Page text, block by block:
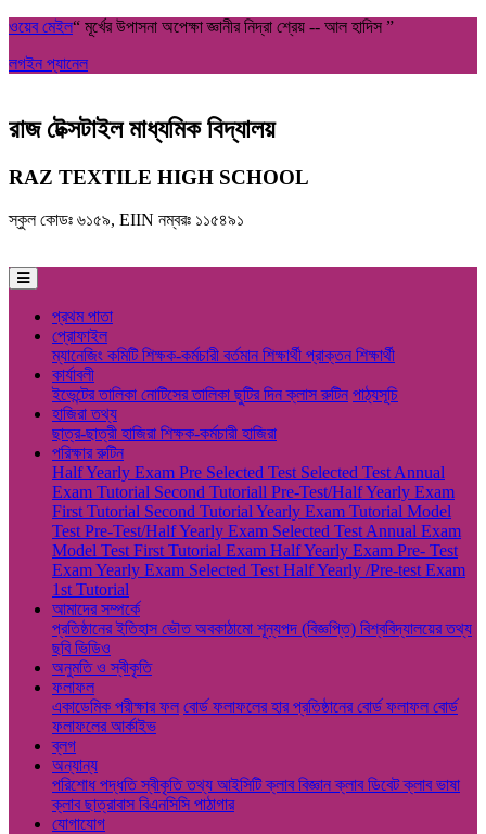
ওয়েব মেইল“ মূর্খের উপাসনা অপেক্ষা জ্ঞানীর নিদ্রা শ্রেয় -- আল হাদিস ”
লগইন প্যানেল
রাজ টেক্সটাইল মাধ্যমিক বিদ্যালয়
RAZ TEXTILE HIGH SCHOOL
স্কুল কোডঃ ৬১৫৯, EIIN নম্বরঃ ১১৫৪৯১
প্রথম পাতা
প্রোফাইল
ম্যানেজিং কমিটিশিক্ষক-কর্মচারী বর্তমান শিক্ষার্থী প্রাক্তন শিক্ষার্থী
কার্যাবলী
ইভেন্টের তালিকা নোটিসের তালিকা ছুটির দিনক্লাস রুটিন পাঠ্যসূচি
হাজিরা তথ্য
ছাত্র-ছাত্রী হাজিরা শিক্ষক-কর্মচারী হাজিরা
পরিক্ষার রুটিন
Half Yearly Exam Pre Selected Test Selected Test Annual
Exam Tutorial Second Tutoriall Pre-Test/Half Yearly Exam
First Tutorial Second Tutorial Yearly Exam Tutorial Model
Test Pre-Test/Half Yearly Exam Selected Test Annual Exam
Model Test First Tutorial Exam Half Yearly Exam Pre- Test
ExamYearly Exam Selected Test Half Yearly /Pre-test Exam
1st Tutorial
আমাদের সম্পর্কে
প্রতিষ্ঠানের ইতিহাস ভৌত অবকাঠামো শূন্যপদ (বিজ্ঞপ্তি) বিশ্ববিদ্যালয়ের তথ্য
ছবিভিডিও
অনুমতি ও স্বীকৃতি
ফলাফল
একাডেমিক পরীক্ষার ফল বোর্ড ফলাফলের হারপ্রতিষ্ঠানের বোর্ড ফলাফল বোর্ড
ফলাফলের আর্কাইভ
ব্লগ
অন্যান্য
পরিশোধ পদ্ধতিস্বীকৃতি তথ্য আইসিটি ক্লাববিজ্ঞান ক্লাবডিবেট ক্লাবভাষা
ক্লাবছাত্রাবাস বিএনসিসি পাঠাগার
যোগাযোগ